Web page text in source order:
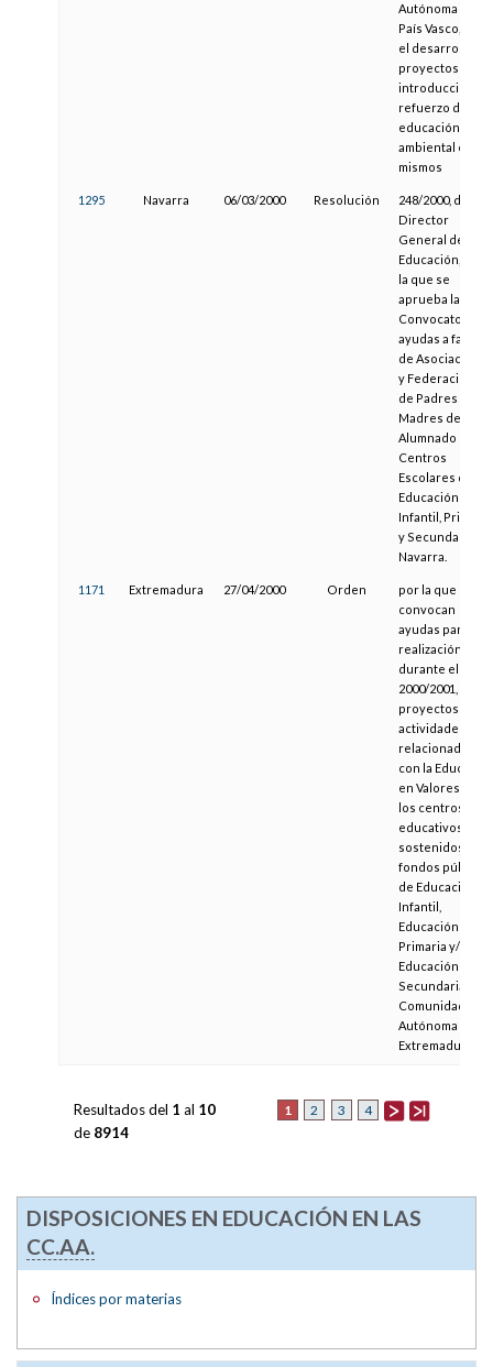
Autónoma del
País Vasco, para
el desarrollo de
proyectos de
introducción o
refuerzo de la
educación
ambiental en los
mismos
1295 Navarra 06/03/2000 Resolución
248/2000, del
Director
General de
Educación, por
la que se
aprueba la
Convocatoria
ayudas a favor
de Asociaciones
y Federaciones
de Padres y
Madres del
Alumnado de
Centros
Escolares de
Educación
Infantil, Primaria
y Secundaria de
Navarra.
1171 Extremadura 27/04/2000 Orden
por la que se
convocan
ayudas para la
realización,
durante el
2000/2001, de
proyectos y
actividades
relacionados
con la
en Valores en
los centros
educativos
sostenidos con
fondos públicos
de Educación
Infantil,
Educación
Primaria y/o
Educación
Secundaria en
Comunidad
Autónoma de
Extremadura.
1 2 3 4
Resultados del 1 al 10
de 8914
DISPOSICIONES EN EDUCACIÓN EN LAS
CC.AA.
Índices por materias